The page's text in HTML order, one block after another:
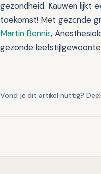
gezondheid. Kauwen lijkt
toekomst! Met gezonde
Martin Bennis,
gezonde
Vond je dit artikel nuttig?